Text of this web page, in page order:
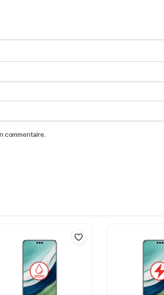
commentaire.